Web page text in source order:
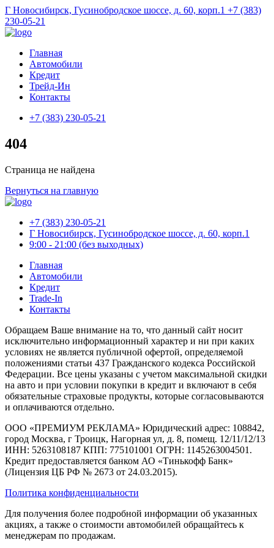
Г Новосибирск, Гусинобродское шоссе, д. 60, корп.1 +7 (383)
230-05-21
Главная
Автомобили
Кредит
Трейд-Ин
Контакты
+7 (383) 230-05-21
404
Страница не найдена
Вернуться на главную
+7 (383) 230-05-21
Г Новосибирск, Гусинобродское шоссе, д. 60, корп.1
9:00 - 21:00 (без выходных)
Главная
Автомобили
Кредит
Trade-In
Контакты
Обращаем Ваше внимание на то, что данный сайт носит
исключительно информационный характер и ни при каких
условиях не является публичной офертой, определяемой
положениями статьи 437 Гражданского кодекса Российской
Федерации. Все цены указаны с учетом максимальной скидки
на авто и при условии покупки в кредит и включают в себя
обязательные страховые продукты, которые согласовываются
и оплачиваются отдельно.
ООО «ПРЕМИУМ РЕКЛАМА» Юридический адрес: 108842,
город Москва, г Троицк, Нагорная ул, д. 8, помещ. 12/11/12/13
ИНН: 5263108187 КПП: 775101001 ОГРН: 1145263004501.
Кредит предоставляется банком АО «Тинькофф Банк»
(Лицензия ЦБ РФ № 2673 от 24.03.2015).
Политика конфиденциальности
Для получения более подробной информации об указанных
акциях, а также о стоимости автомобилей обращайтесь к
менеджерам по продажам.